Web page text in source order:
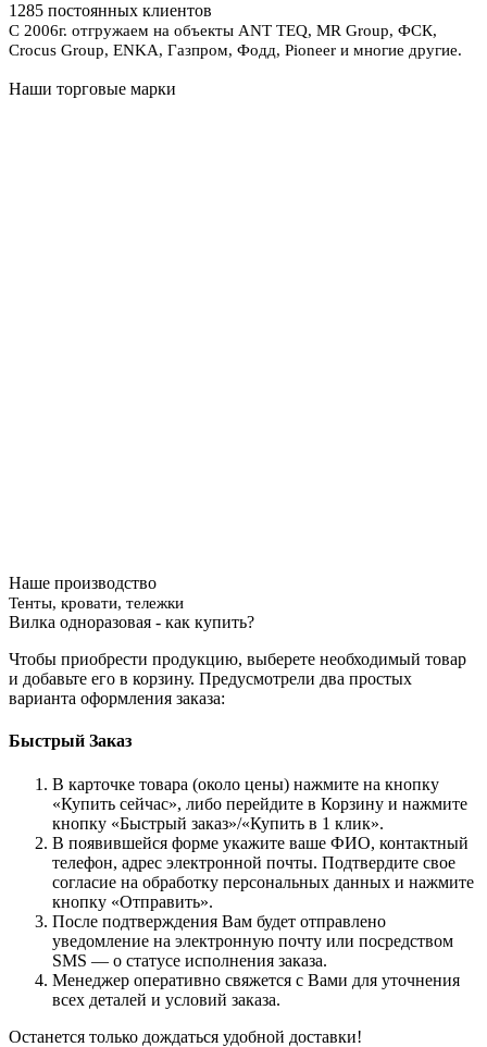
1285 постоянных клиентов
С 2006г. отгружаем на объекты ANT TEQ, MR Group, ФСК,
Crocus Group, ENKA, Газпром, Фодд, Pioneer и многие другие.
Наши торговые марки
Наше производство
Тенты, кровати, тележки
Вилка одноразовая - как купить?
Чтобы приобрести продукцию, выберете необходимый товар
и добавьте его в корзину. Предусмотрели два простых
варианта оформления заказа:
Быстрый Заказ
В карточке товара (около цены) нажмите на кнопку
«Купить сейчас», либо перейдите в Корзину и нажмите
кнопку «Быстрый заказ»/«Купить в 1 клик».
В появившейся форме укажите ваше ФИО, контактный
телефон, адрес электронной почты. Подтвердите свое
согласие на обработку персональных данных и нажмите
кнопку «Отправить».
После подтверждения Вам будет отправлено
уведомление на электронную почту или посредством
SMS — о статусе исполнения заказа.
Менеджер оперативно свяжется с Вами для уточнения
всех деталей и условий заказа.
Останется только дождаться удобной доставки!